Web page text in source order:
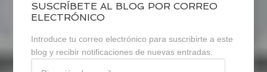
SUSCRÍBETE AL BLOG POR CORREO
ELECTRÓNICO
Introduce tu correo electrónico para suscribirte a este
blog y recibir notificaciones de nuevas entradas.